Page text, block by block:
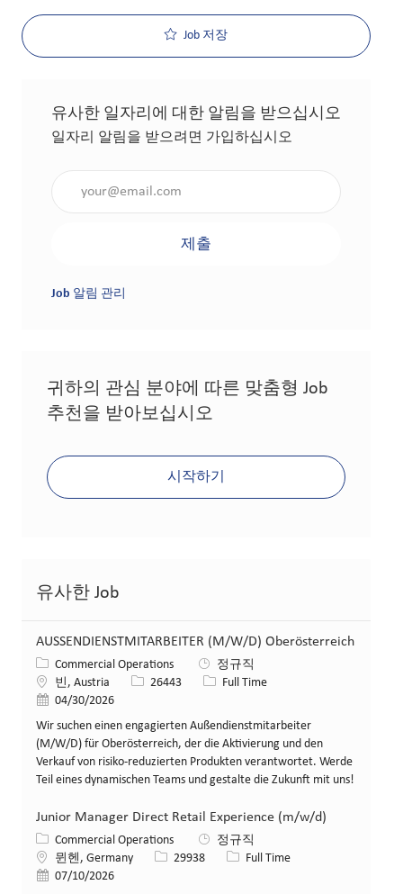
Job 저장
유사한 일자리에 대한 알림을 받으십시오
일자리 알림을 받으려면 가입하십시오
제출
Job 알림 관리
귀하의 관심 분야에 따른 맞춤형 Job
추천을 받아보십시오
시작하기
유사한 Job
AUSSENDIENSTMITARBEITER (M/W/D) Oberösterreich
카테고리
Commercial Operations
정규직
위치빈, Austria Job ID26443 Job 유형Full Time
게시일04/30/2026
Wir suchen einen engagierten Außendienstmitarbeiter
(M/W/D) für Oberösterreich, der die Aktivierung und den
Verkauf von risiko-reduzierten Produkten verantwortet. Werde
Teil eines dynamischen Teams und gestalte die Zukunft mit uns!
Junior Manager Direct Retail Experience (m/w/d)
카테고리
Commercial Operations
정규직
위치뮌헨, Germany Job ID29938 Job 유형Full Time
게시일07/10/2026